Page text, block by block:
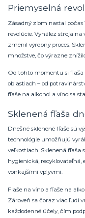
Priemyselná
Zásadný zlom nastal počas
revolúcie. Vynález stroja
zmenil výrobný proces.
množstve, čo výrazne
Od tohto momentu si fľaša
oblastiach – od
fľaše na alkohol a víno sa
Sklenená fľaša
Dnešné sklenené fľaše sú
technológie umožňujú
veľkostiach. Sklenená fľaša
hygienická, recyklovateľná,
vonkajšími vplyvmi.
Fľaše na víno a fľaše na
Zároveň sa čoraz viac ľudí
každodenné účely, čím